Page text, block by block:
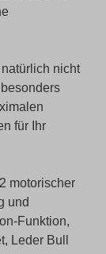
nicht
für Ihr
motorischer
und
Funktion,
Leder Bull